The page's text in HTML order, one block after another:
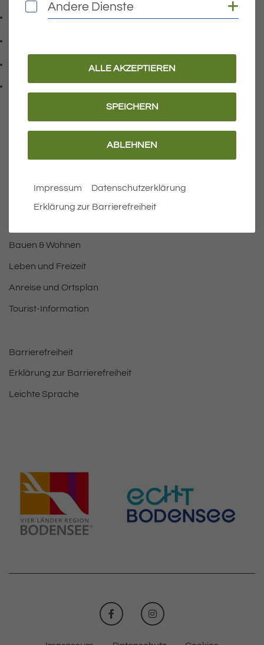
07541 9708-0
Telefonnummer: 0 7 5 4 1 9 7 0 8 0
info@eriskirch.de
E-Mail Adresse: info@eriskirch.de
Adresse:
Wichtige Links
Öffnungszeiten Rathaus
Bauen & Wohnen
Leben und Freizeit
Anreise und Ortsplan
Tourist-Information
Barrierefreiheit
Erklärung zur Barrierefreiheit
Leichte Sprache
FACEBOOKINSTAGRAM
Andere Dienste
Andere Dienste
ALLE AKZEPTIEREN
SPEICHERN
ABLEHNEN
Impressum
Datenschutzerklärung
Erklärung zur Barrierefreiheit